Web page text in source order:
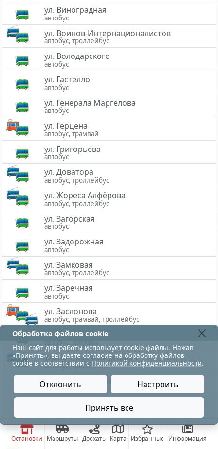
Остановки Маршруты Доехать Карта Избранные Информация
ул. Виноградная
автобус
ул. Воинов-Интернационалистов
автобус, троллейбус
ул. Володарского
автобус
ул. Гастелло
автобус
ул. Генерала Маргелова
автобус
ул. Герцена
автобус, трамвай
ул. Григорьева
автобус
ул. Доватора
автобус, троллейбус
ул. Жореса Алфёрова
автобус, троллейбус
ул. Загорская
автобус
ул. Задорожная
автобус
ул. Замковая
автобус, троллейбус
ул. Заречная
автобус
ул. Заслонова
автобус, трамвай, троллейбус
ул. Зеленогурская
Улица 1-я Керамзитовая
автобус, троллейбус
Улица 1-я Полярная
автобус
Улица 2-я Заслонова
Улица 33-й Армии
автобус, троллейбус
Обработка файлов cookie
Наш сайт для работы использует cookie-файлы. Нажав
«Принять», вы даете согласие на обработку файлов
cookie в соответствии с Политикой конфиденциальности.
Отклонить Настроить
Принять все